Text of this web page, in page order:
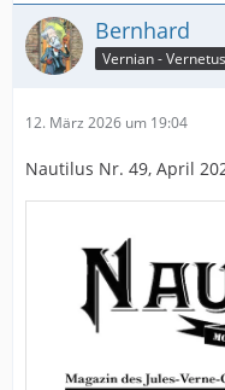
Bernhard
Vernian -
12. März 2026 um 19:04
Nautilus Nr. 49, April